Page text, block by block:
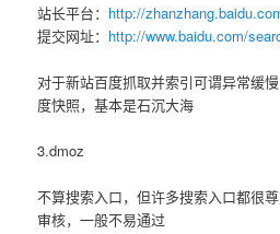
站长平台： http://
提交网址： http://www.baidu.com/
对于新站百度抓取并索引可谓异常缓
度快照，基本是石沉大海
3.dmoz
不算搜索入口，但许多搜索入口都很
审核，一般不易通过